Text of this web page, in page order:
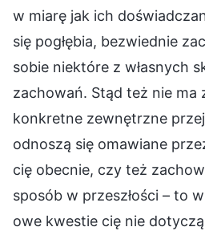
w miarę jak ich
się pogłębia, bezwiednie
sobie niektóre z własnych
zachowań. Stąd też nie ma
konkretne zewnętrzne
odnoszą się omawiane
cię obecnie, czy też
sposób w przeszłości – to
owe kwestie cię nie